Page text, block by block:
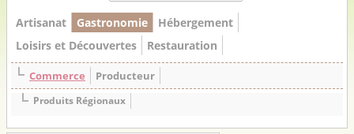
Artisanat Gastronomie
Hébergement
Loisirs et Découvertes
Restauration
Commerce Producteur
Produits Régionaux